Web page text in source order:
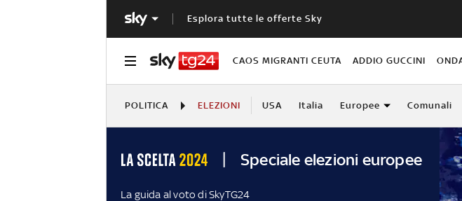
Esplora tutte le offerte Sky
CAOS MIGRANTI CEUTA ADDIO GUCCINI
POLITICA ELEZIONI USA Italia Europee Comunali
Speciale elezioni europee
La guida al voto di SkyTG24